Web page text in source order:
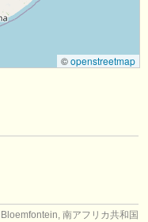
©openstreetmap
Bloemfontein, 南アフリカ共和国